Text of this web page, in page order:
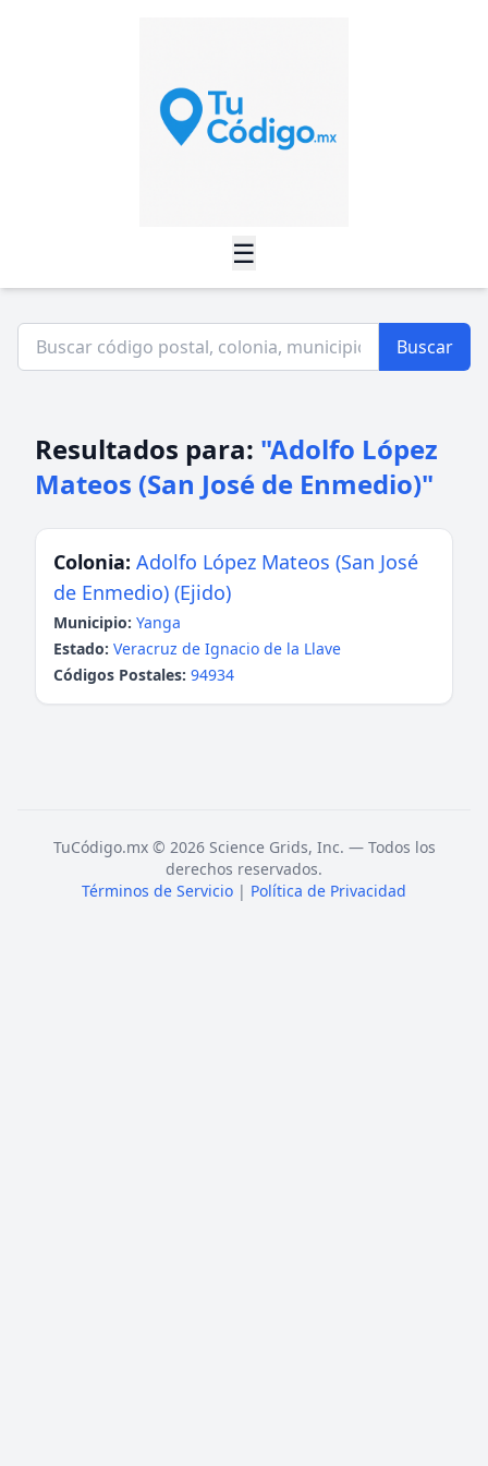
☰
Buscar
Resultados para: "Adolfo López
Mateos (San José de Enmedio)"
Colonia: Adolfo López Mateos (San José
de Enmedio) (Ejido)
Municipio: Yanga
Estado: Veracruz de Ignacio de la Llave
Códigos Postales: 94934
TuCódigo.mx © 2026 Science Grids, Inc. — Todos los
derechos reservados.
Términos de Servicio | Política de Privacidad